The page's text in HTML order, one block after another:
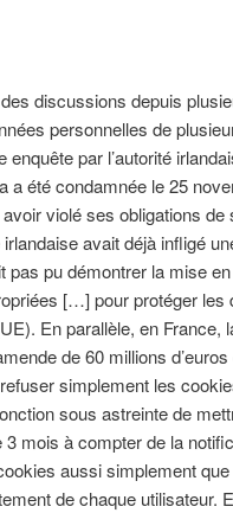
discussions depuis
personnelles de
enquête par l’autorité
a été condamnée le 25
violé ses obligations
avait déjà infligé
pas pu démontrer la mise
[…] pour protéger les
En parallèle, en France,
de 60 millions
simplement les
sous astreinte de
mois à compter de la
aussi simplement
de chaque utilisateur.